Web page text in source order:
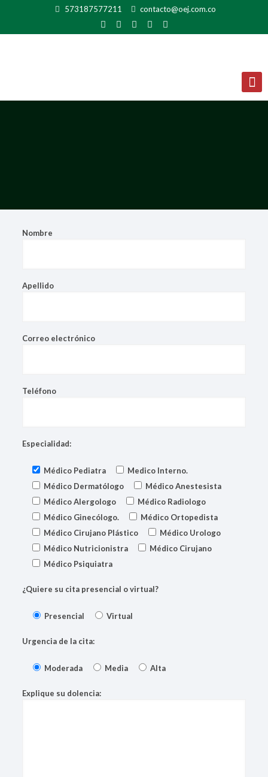
573187577211 contacto@oej.com.co
Nombre
Apellido
Correo electrónico
Teléfono
Especialidad:
Médico Pediatra
Medico Interno.
Médico Dermatólogo
Médico Anestesista
Médico Alergologo
Médico Radiologo
Médico Ginecólogo.
Médico Ortopedista
Médico Cirujano Plástico
Médico Urologo
Médico Nutricionistra
Médico Cirujano
Médico Psiquiatra
¿Quiere su cita presencial o virtual?
Presencial Virtual
Urgencia de la cita:
Moderada Media Alta
Explique su dolencia: